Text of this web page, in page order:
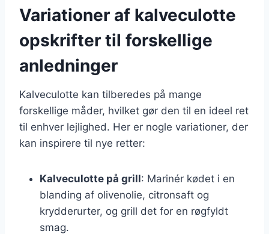
Variationer af kalveculotte
opskrifter til forskellige
anledninger
Kalveculotte kan tilberedes på mange
forskellige måder, hvilket gør den til en ideel ret
til enhver lejlighed. Her er nogle variationer, der
kan inspirere til nye retter:
Kalveculotte på grill: Marinér kødet i en
blanding af olivenolie, citronsaft og
krydderurter, og grill det for en røgfyldt
smag.